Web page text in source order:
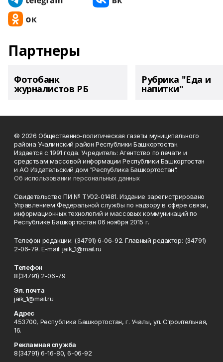
Партнеры
Фотобанк
журналистов РБ
Рубрика "Еда и
напитки"
© 2026 Общественно-политическая газеты муниципального
района Учалинский район Республики Башкортостан.
Издается с 1991 года. Учредитель: Агентство по печати и
средствам массовой информации Республики Башкортостан
и АО Издательский дом "Республика Башкортостан".
Об использовании персональных данных
Свидетельство ПИ № ТУ02-01481. Издание зарегистрировано
Управлением Федеральной службы по надзору в сфере связи,
информационных технологий и массовых коммуникаций по
Республике Башкортостан 06 ноября 2015 г.
Телефон редакции: (34791) 6-06-92. Главный редактор: (34791)
2-06-79. Е-mаil: jaik_1@mail.ru
Телефон
8(34791) 2-06-79
Эл. почта
jaik_1@mail.ru
Адрес
453700, Республика Башкортостан, г. Учалы, ул. Строительная,
16.
Рекламная служба
8(34791) 6-16-80, 6-06-92